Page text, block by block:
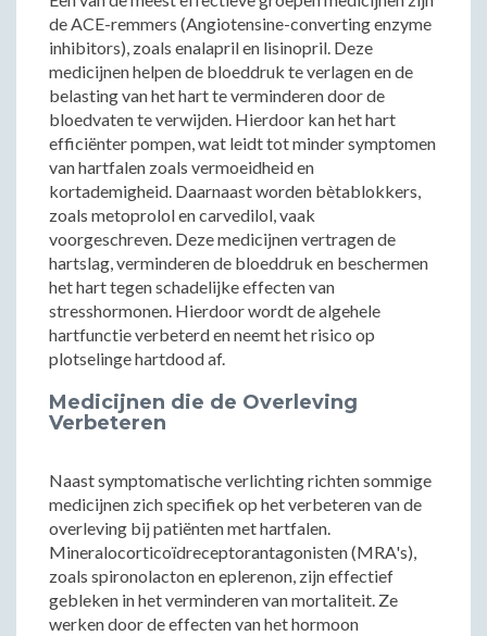
de ACE-remmers (Angiotensine-converting enzyme
inhibitors), zoals enalapril en lisinopril. Deze
medicijnen helpen de bloeddruk te verlagen en de
belasting van het hart te verminderen door de
bloedvaten te verwijden. Hierdoor kan het hart
efficiënter pompen, wat leidt tot minder symptomen
van hartfalen zoals vermoeidheid en
kortademigheid. Daarnaast worden bètablokkers,
zoals metoprolol en carvedilol, vaak
voorgeschreven. Deze medicijnen vertragen de
hartslag, verminderen de bloeddruk en beschermen
het hart tegen schadelijke effecten van
stresshormonen. Hierdoor wordt de algehele
hartfunctie verbeterd en neemt het risico op
plotselinge hartdood af.
Medicijnen die de Overleving
Verbeteren
Naast symptomatische verlichting richten sommige
medicijnen zich specifiek op het verbeteren van de
overleving bij patiënten met hartfalen.
Mineralocorticoïdreceptorantagonisten (MRA's),
zoals spironolacton en eplerenon, zijn effectief
gebleken in het verminderen van mortaliteit. Ze
werken door de effecten van het hormoon